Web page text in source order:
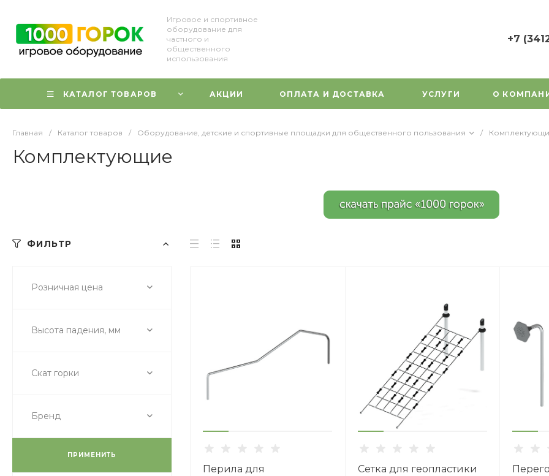
Игровое и спортивное
оборудование для
частного и
общественного
использования
+7
г. Ижевск,
КАТАЛОГ ТОВАРОВ АКЦИИ ОПЛАТА И ДОСТАВКА УСЛУГИ О
Главная / Каталог товаров / Оборудование, детские и спортивные площадки для общественного пользования /
Комплектующие
ФИЛЬТР
Розничная цена
Высота падения, мм
Скат горки
Бренд
ПРИМЕНИТЬ
Перила для
Сетка для геопластики